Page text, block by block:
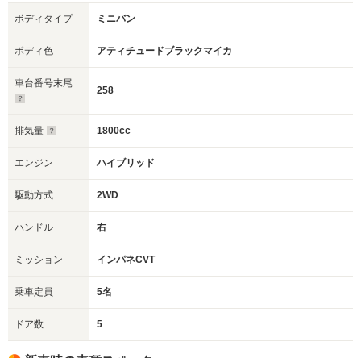
ボディタイプ ミニバン
ボディ色 アティチュードブラックマイカ
車台番号末尾
258
排気量 1800cc
エンジン ハイブリッド
駆動方式 2WD
ハンドル 右
ミッション インパネCVT
乗車定員 5名
ドア数 5